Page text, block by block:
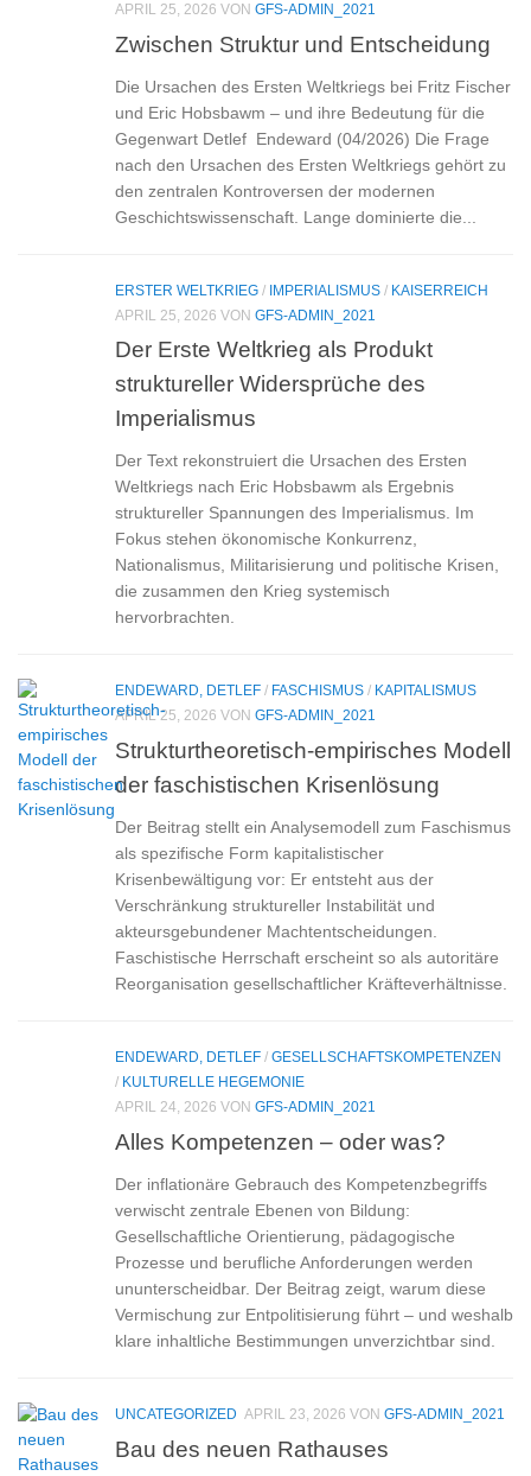
APRIL 25, 2026 VON GFS-ADMIN_2021
Zwischen Struktur und Entscheidung
Die Ursachen des Ersten Weltkriegs bei Fritz Fischer
und Eric Hobsbawm – und ihre Bedeutung für die
Gegenwart Detlef Endeward (04/2026) Die Frage
nach den Ursachen des Ersten Weltkriegs gehört zu
den zentralen Kontroversen der modernen
Geschichtswissenschaft. Lange dominierte die...
ERSTER WELTKRIEG / IMPERIALISMUS / KAISERREICH
APRIL 25, 2026 VON GFS-ADMIN_2021
Der Erste Weltkrieg als Produkt
struktureller Widersprüche des
Imperialismus
Der Text rekonstruiert die Ursachen des Ersten
Weltkriegs nach Eric Hobsbawm als Ergebnis
struktureller Spannungen des Imperialismus. Im
Fokus stehen ökonomische Konkurrenz,
Nationalismus, Militarisierung und politische Krisen,
die zusammen den Krieg systemisch
hervorbrachten.
ENDEWARD, DETLEF / FASCHISMUS / KAPITALISMUS
APRIL 25, 2026 VON GFS-ADMIN_2021
Strukturtheoretisch-empirisches Modell
der faschistischen Krisenlösung
Der Beitrag stellt ein Analysemodell zum Faschismus
als spezifische Form kapitalistischer
Krisenbewältigung vor: Er entsteht aus der
Verschränkung struktureller Instabilität und
akteursgebundener Machtentscheidungen.
Faschistische Herrschaft erscheint so als autoritäre
Reorganisation gesellschaftlicher Kräfteverhältnisse.
ENDEWARD, DETLEF / GESELLSCHAFTSKOMPETENZEN
/ KULTURELLE HEGEMONIE
APRIL 24, 2026 VON GFS-ADMIN_2021
Alles Kompetenzen – oder was?
Der inflationäre Gebrauch des Kompetenzbegriffs
verwischt zentrale Ebenen von Bildung:
Gesellschaftliche Orientierung, pädagogische
Prozesse und berufliche Anforderungen werden
ununterscheidbar. Der Beitrag zeigt, warum diese
Vermischung zur Entpolitisierung führt – und weshalb
klare inhaltliche Bestimmungen unverzichtbar sind.
UNCATEGORIZED APRIL 23, 2026 VON GFS-ADMIN_2021
Bau des neuen Rathauses